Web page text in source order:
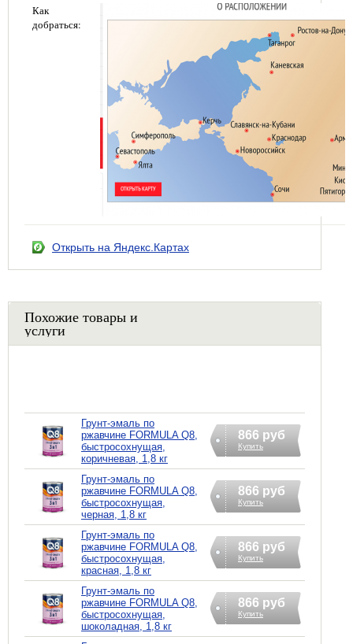
Как
добраться:
Открыть на Яндекс.Картах
Похожие товары и
услуги
Грунт-эмаль по
ржавчине FORMULA Q8,
быстросохнущая,
коричневая, 1,8 кг
866 руб
Купить
Грунт-эмаль по
ржавчине FORMULA Q8,
быстросохнущая,
черная, 1,8 кг
866 руб
Купить
Грунт-эмаль по
ржавчине FORMULA Q8,
быстросохнущая,
красная, 1,8 кг
866 руб
Купить
Грунт-эмаль по
ржавчине FORMULA Q8,
быстросохнущая,
шоколадная, 1,8 кг
866 руб
Купить